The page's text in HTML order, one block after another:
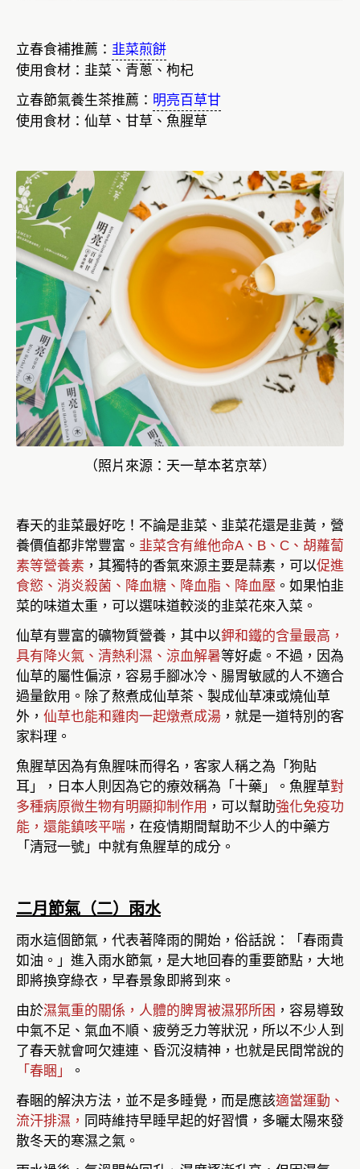
立春食補推薦： 韭菜煎餅
使用食材：韭菜、青蔥、枸杞
立春節氣養生茶推薦： 明亮百草甘
使用食材：仙草、甘草、魚腥草
（照片來源：天一草本茗京萃）
春天的韭菜最好吃！不論是韭菜、韭菜花還是韭黃，營
養價值都非常豐富。 韭菜含有維他命A、B、C、胡蘿蔔
素等營養素 ，其獨特的香氣來源主要是蒜素，可以促進
食慾、消炎殺菌、降血糖、降血脂、降血壓 。如果怕韭
菜的味道太重，可以選味道較淡的韭菜花來入菜。
仙草有豐富的礦物質營養，其中以鉀和鐵的含量最高，
具有降火氣、清熱利濕、涼血解暑等好處。不過，因為
仙草的屬性偏涼，容易手腳冰冷、腸胃敏感的人不適合
過量飲用。除了熬煮成仙草茶、製成仙草凍或燒仙草
外， 仙草也能和雞肉一起燉煮成湯 ，就是一道特別的客
家料理。
魚腥草因為有魚腥味而得名，客家人稱之為「狗貼
耳」，日本人則因為它的療效稱為「十藥」。魚腥草對
多種病原微生物有明顯抑制作用 ，可以幫助強化免疫功
能，還能鎮咳平喘 ，在疫情期間幫助不少人的中藥方
「清冠一號」中就有魚腥草的成分。
二月節氣（二）雨水
雨水這個節氣，代表著降雨的開始，俗話說：「春雨貴
如油。」進入雨水節氣，是大地回春的重要節點，大地
即將換穿綠衣，早春景象即將到來。
由於濕氣重的關係，人體的脾胃被濕邪所困 ，容易導致
中氣不足、氣血不順、疲勞乏力等狀況，所以不少人到
了春天就會呵欠連連、昏沉沒精神，也就是民間常說的
「春睏」
。
春睏的解決方法，並不是多睡覺，而是應該適當運動、
流汗排濕， 同時維持早睡早起的好習慣，多曬太陽來發
散冬天的寒濕之氣。